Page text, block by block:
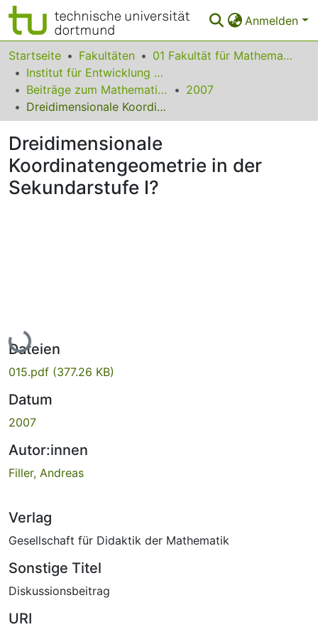
Anmelden
Bereiche & Sammlungen
Das gesamte Repositorium
Statistiken
FAQ
Leitlinien
Zurück zur Startseite
Startseite Fakultäten
01 Fakultät für Mathematik
Institut für Entwicklung und Erforschung des Mathematikunterrichts
Beiträge zum Mathematikunterricht
2007
Dreidimensionale Koordinatengeometrie in der Sekundarstufe I?
Dreidimensionale
Koordinatengeometrie in der
Sekundarstufe I?
Lade...
Dateien
015.pdf (377.26 KB)
Datum
2007
Autor:innen
Filler, Andreas
Verlag
Gesellschaft für Didaktik der Mathematik
Sonstige Titel
Diskussionsbeitrag
URI